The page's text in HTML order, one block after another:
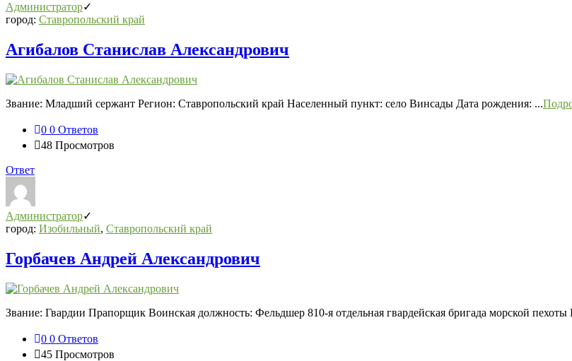
Администратор
город: Ставропольский край
Агибалов Станислав Александрович
Звание: Младший сержант Регион: Ставропольский край Населенный пункт: село Винсады Дата рождения: ...
0 0 Ответов
48 Просмотров
Ответ
Администратор
город: Изобильный, Ставропольский край
Горбачев Андрей Александрович
Звание: Гвардии Прапорщик Воинская должность: Фельдшер 810-я отдельная гвардейская бригада морской
0 0 Ответов
45 Просмотров